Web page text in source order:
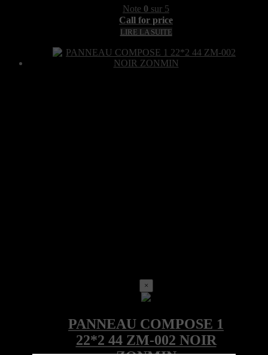
Note 0 sur 5
Call for price
LIRE LA SUITE
×